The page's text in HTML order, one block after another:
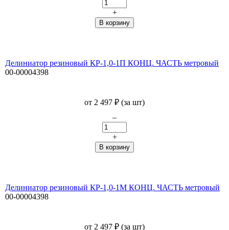
+
Делиниатор резиновый КР-1,0-1П КОНЦ. ЧАСТЬ метровый
00-00004398
от 2 497 ₽ (за шт)
–
+
Делиниатор резиновый КР-1,0-1М КОНЦ. ЧАСТЬ метровый
00-00004398
от 2 497 ₽ (за шт)